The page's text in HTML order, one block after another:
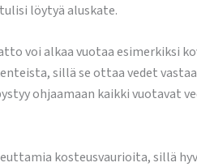
löytyä aluskate.
voi alkaa vuotaa esimerkiksi
sillä se ottaa vedet
ohjaamaan kaikki vuotavat
kosteusvaurioita, sillä